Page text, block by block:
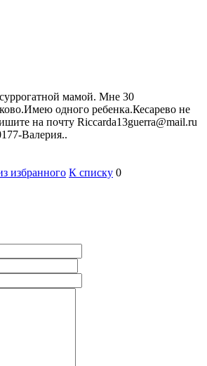
мамой. Мне 30
одного ребенка.Кесарево не
на почту Riccarda13guerra@mail.ru
Валерия..
избранного К списку 0